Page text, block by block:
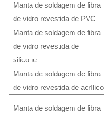
Manta de soldagem de fibra
de vidro revestida de PVC
Manta de soldagem de fibra
de vidro revestida de
silicone
Manta de soldagem de fibra
de vidro revestida de acrílico
Manta de soldagem de fibra